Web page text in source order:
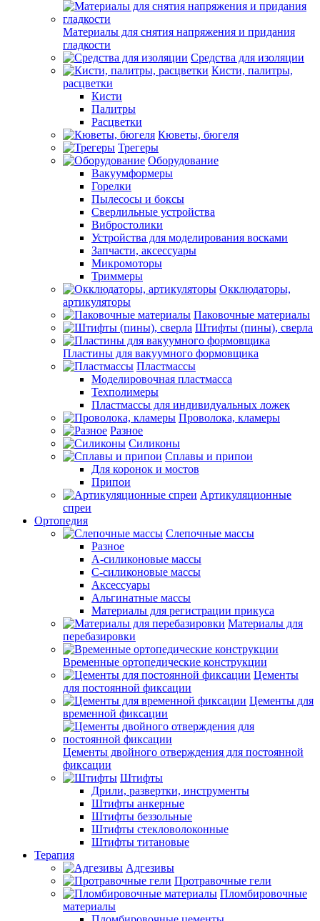
Материалы для снятия напряжения и придания
гладкости
Средства для изоляции
Кисти, палитры,
расцветки
Кисти
Палитры
Расцветки
Кюветы, бюгеля
Трегеры
Оборудование
Вакуумформеры
Горелки
Пылесосы и боксы
Сверлильные устройства
Вибростолики
Устройства для моделирования восками
Запчасти, аксессуары
Микромоторы
Триммеры
Окклюдаторы,
артикуляторы
Паковочные материалы
Штифты (пины), сверла
Пластины для вакуумного формовщика
Пластмассы
Моделировочная пластмасса
Техполимеры
Пластмассы для индивидуальных ложек
Проволока, кламеры
Разное
Силиконы
Сплавы и припои
Для коронок и мостов
Припои
Артикуляционные
спреи
Ортопедия
Слепочные массы
Разное
А-силиконовые массы
С-силиконовые массы
Аксессуары
Альгинатные массы
Материалы для регистрации прикуса
Материалы для
перебазировки
Временные ортопедические конструкции
Цементы
для постоянной фиксации
Цементы для
временной фиксации
Цементы двойного отверждения для постоянной
фиксации
Штифты
Дрили, развертки, инструменты
Штифты анкерные
Штифты беззольные
Штифты стекловолоконные
Штифты титановые
Терапия
Адгезивы
Протравочные гели
Пломбировочные
материалы